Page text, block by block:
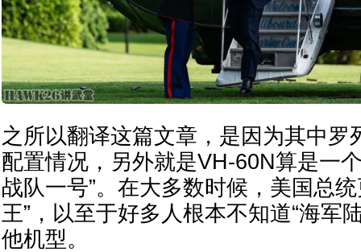
之所以翻译这篇文章，是因为其中罗
配置情况，另外就是VH-60N算是一
战队一号”。在大多数时候，美国总
王”，以至于好多人根本不知道“海军
他机型。